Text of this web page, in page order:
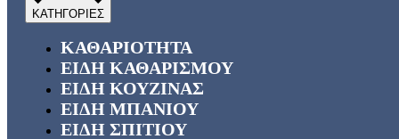
ΚΑΘΑΡΙΟΤΗΤΑ
ΕΙΔΗ ΚΑΘΑΡΙΣΜΟΥ
ΕΙΔΗ ΚΟΥΖΙΝΑΣ
ΕΙΔΗ ΜΠΑΝΙΟΥ
ΕΙΔΗ ΣΠΙΤΙΟΥ